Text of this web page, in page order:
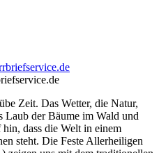
Zeit. Das Wetter, die Natur,
Laub der Bäume im Wald und
dass die Welt in einem
steht. Die Feste Allerheiligen